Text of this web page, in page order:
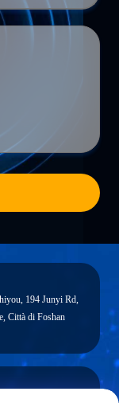
194 Junyi Rd,
Città di Foshan